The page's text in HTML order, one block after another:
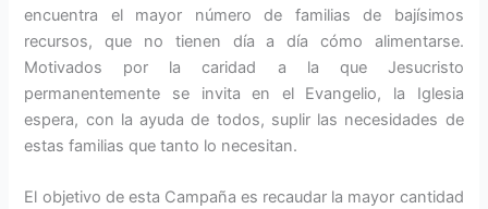
encuentra el mayor número de familias de bajísimos
recursos, que no tienen día a día cómo alimentarse.
Motivados por la ca­ridad a la que Jesucristo
permanentemente se invita en el Evangelio, la Iglesia
espera, con la ayuda de todos, suplir las necesida­des de
estas familias que tanto lo necesitan.
El objetivo de esta Campaña es recaudar la mayor cantidad